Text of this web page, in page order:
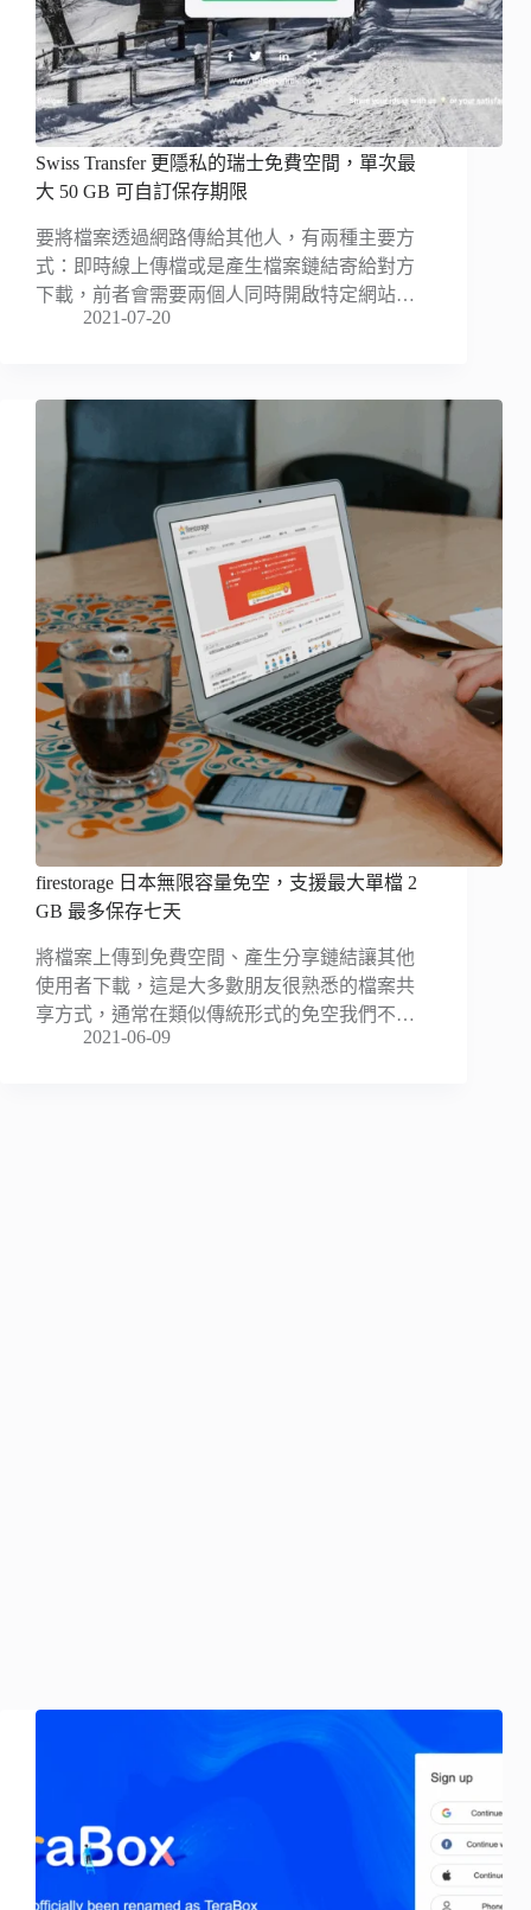
Swiss Transfer 更隱私的瑞士免費空間，單次最
大 50 GB 可自訂保存期限
要將檔案透過網路傳給其他人，有兩種主要方
式：即時線上傳檔或是產生檔案鏈結寄給對方
下載，前者會需要兩個人同時開啟特定網站…
2021-07-20
firestorage 日本無限容量免空，支援最大單檔 2
GB 最多保存七天
將檔案上傳到免費空間、產生分享鏈結讓其他
使用者下載，這是大多數朋友很熟悉的檔案共
享方式，通常在類似傳統形式的免空我們不…
2021-06-09